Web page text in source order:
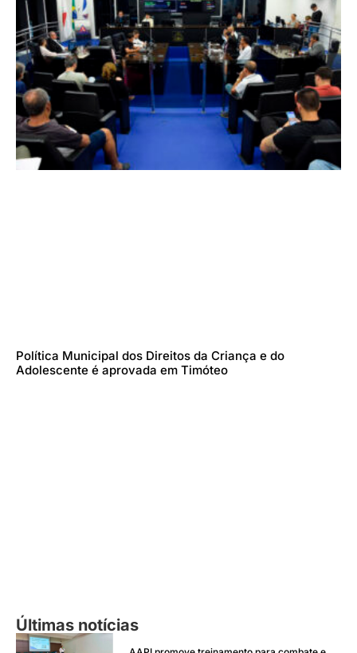
Política Municipal dos Direitos da Criança e do
Adolescente é aprovada em Timóteo
Últimas notícias